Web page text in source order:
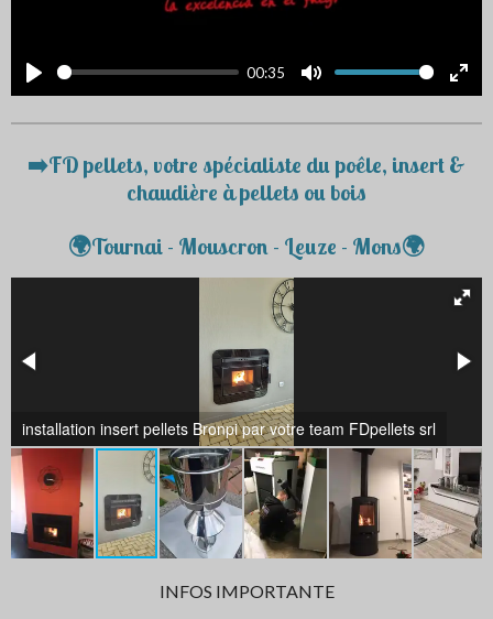
P
l
a
00:35
M
u
t
e
E
n
u
l
s
e
e
n
y
➡️FD pellets, votre spécialiste du poêle, insert &
chaudière à pellets ou bois
🌍Tournai - Mouscron - Leuze - Mons🌍
installation insert pellets Bronpi par votre team FDpellets srl
INFOS IMPORTANTE